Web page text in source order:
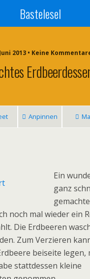
Bastelesel
2013 • Keine
Anpinnen
Ein
ganz
noch mal wieder ein
Die Erdbeeren
Zum Verzieren
beiseite legen,
stattdessen kleine